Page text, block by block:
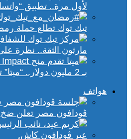
لأول مرة.. تطبيق
تيك توك تطلع حملة
مارثون الثقة.. نظرة
بـ 2 مليون دولار.. “ميتا” تقدم منح لدعم تطبيقات الذكاء الاصطناعي في إفريقيا والشرق الأوسط
هواتف
ڤودافون مصر تعلن ضخ 20 مليار جنيه لتطوير البنية التحتية الرقمية